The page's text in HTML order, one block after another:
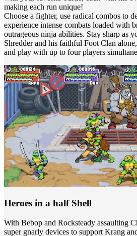
making each run unique!
Choose a fighter, use radical combos to
experience intense combats loaded with
outrageous ninja abilities. Stay sharp as
Shredder and his faithful Foot Clan
and play with up to four players
Heroes in a half Shell
With Bebop and Rocksteady assaulting
super gnarly devices to support Krang